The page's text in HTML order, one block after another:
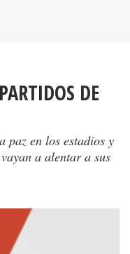
DE
paz en los estadios y
a alentar a sus